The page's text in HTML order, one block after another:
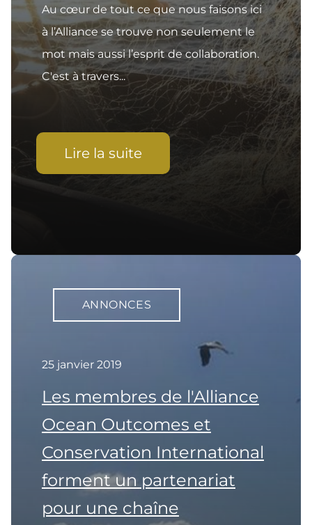
Au cœur de tout ce que nous faisons ici
à l’Alliance se trouve non seulement le
mot mais aussi l’esprit de collaboration.
C'est à travers...
Lire la suite
ANNONCES
25 janvier 2019
Les membres de l'Alliance
Ocean Outcomes et
Conservation International
forment un partenariat
pour une chaîne